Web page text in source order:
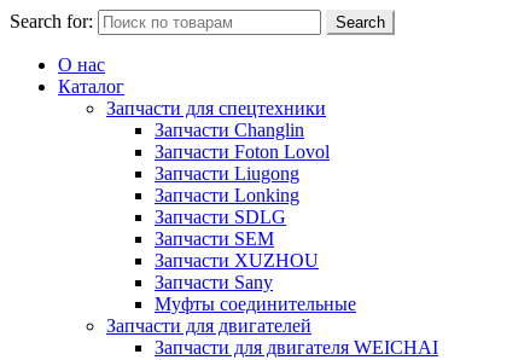
Search for: Search
О нас
Каталог
Запчасти для спецтехники
Запчасти Changlin
Запчасти Foton Lovol
Запчасти Liugong
Запчасти Lonking
Запчасти SDLG
Запчасти SEM
Запчасти XUZHOU
Запчасти Sany
Муфты соединительные
Запчасти для двигателей
Запчасти для двигателя WEICHAI